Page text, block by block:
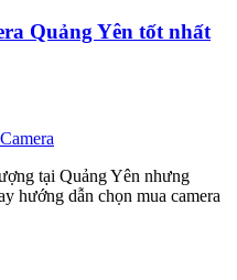
Quảng Yên tốt nhất
tại Quảng Yên nhưng
hướng dẫn chọn mua camera